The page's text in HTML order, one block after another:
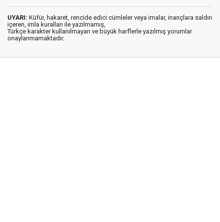
UYARI: Küfür, hakaret, rencide edici cümleler veya imalar, inançlara saldırı
içeren, imla kuralları ile yazılmamış,
Türkçe karakter kullanılmayan ve büyük harflerle yazılmış yorumlar
onaylanmamaktadır.